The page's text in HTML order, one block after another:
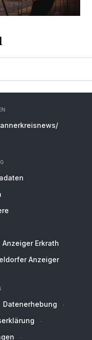
Anzeiger Erkrath
Anzeiger
Datenerhebung